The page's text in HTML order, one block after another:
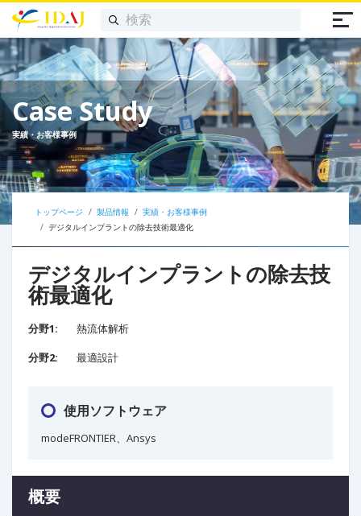
Case Study
実績・お客様事例
トップページ 製品情報
実績・お客様事例
デジタルインプラントの除去技術最適化​
デジタルインプラントの除去技
術最適化​
分野1:
熱流体解析
分野2:
最適設計
使用ソフトウェア
modeFRONTIER、Ansys
概要